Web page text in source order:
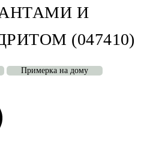
И
(047410)
Примерка на дому